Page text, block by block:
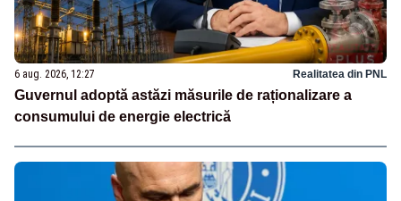
6 aug. 2026, 12:27 Realitatea din PNL
Guvernul adoptă astăzi măsurile de raționalizare a
consumului de energie electrică